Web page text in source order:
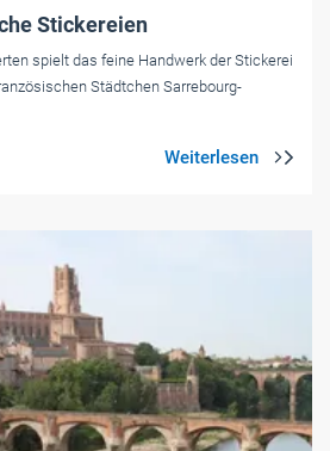
Stickereien
spielt das feine Handwerk der Stickerei
Städtchen Sarrebourg-